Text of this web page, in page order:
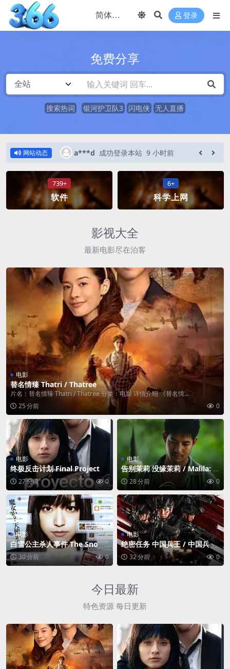
登录
免费分享
搜索热词 银河护卫队3 闪电侠 无人直播
网站动态 a***d 成功登录本站 9 小时前
739+
软件
6+
科学上网
影视大全
最新电影尽在泊客
电影
替名情臻 Thatri / Thatree
片名：替名情臻 Thatri / Thatree 分类：电影 详情介绍 《替名情...
25 分前
0
电影
终极反击计划 Final Project
27 分前 0
电影
告别茉莉 没缘茉莉 / Malila: T
he Farewell Flower
28 分前 0
电影
白雪公主杀人事件 The Snow
White Murder Case
30 分前 0
电影
绝密任务 中国兵王 / 中国兵王·
绝密任务 / Operation Black-
ops32 分前 0
今日最新
特色资源 每日更新